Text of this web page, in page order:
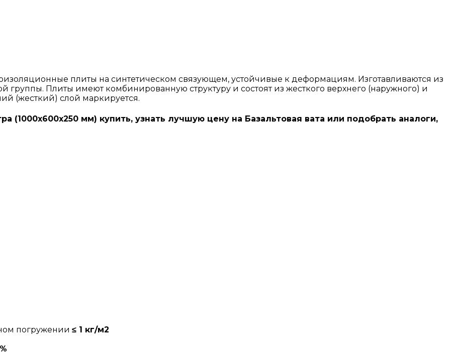
плиты на синтетическом связующем, устойчивые к деформациям. Изготавливаются из
группы. Плиты имеют комбинированную структуру и состоят из жесткого верхнего (наружного) и
(жесткий) слой маркируется.
(1000х600х250 мм) купить, узнать лучшую цену на Базальтовая вата или подобрать аналоги,
погружении ≤ 1 кг/м2